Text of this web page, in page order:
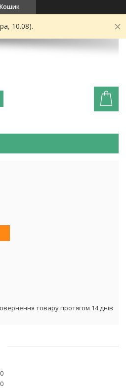
Кошик
10.08).
товару протягом 14 днів